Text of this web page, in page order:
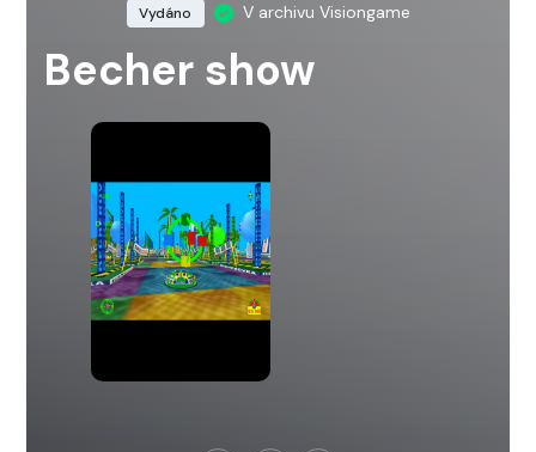
Vydáno V archivu Visiongame
Becher show